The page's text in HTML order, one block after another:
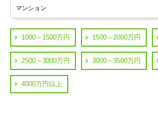
葛飾区
横浜市鶴見区
横浜市神奈川区
川崎市川崎区
都営浅草線
JR中央線
JR中央・総武線
1000～1500万円 1500～2000万円
2500～3000万円 3000～3500万円
4000万円以上